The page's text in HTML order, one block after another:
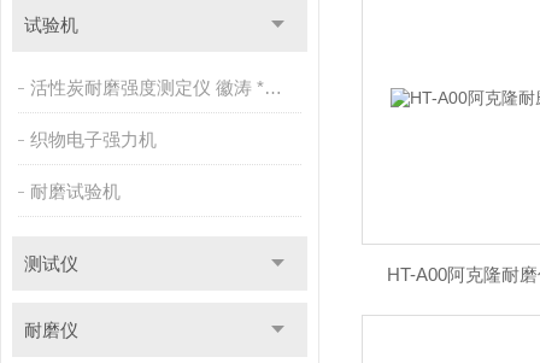
试验机
活性炭耐磨强度测定仪 徽涛 *售后
织物电子强力机
耐磨试验机
测试仪
耐磨仪
HT-A00阿克隆耐